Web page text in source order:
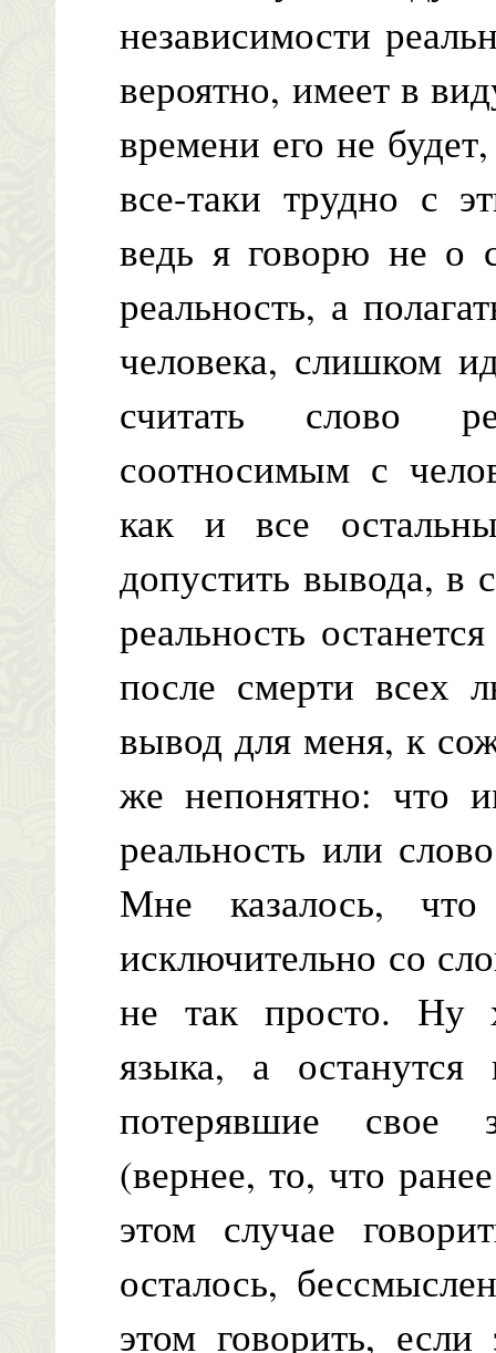
независимости
вероятно, имеет в
времени его не
все-таки трудно с
ведь я говорю не о
реальность, а
человека, слишком
считать слово
соотносимым с
как и все
допустить вывода, в
реальность
после смерти всех
вывод для меня, к
же непонятно: что
реальность или
Мне казалось,
исключительно со
не так просто. Ну
языка, а
потерявшие свое
(вернее, то, что
этом случае
осталось,
этом говорить, если